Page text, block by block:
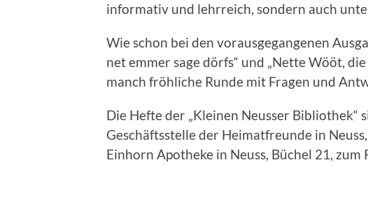
informativ und lehrreich, sondern auch
Wie schon bei den vorausgegangenen
net emmer sage dörfs“ und „Nette Wööt,
manch fröhliche Runde mit Fragen und
Die Hefte der „Kleinen Neusser Bibliothek“
Geschäftsstelle der Heimatfreunde in
Einhorn Apotheke in Neuss, Büchel 21, zum